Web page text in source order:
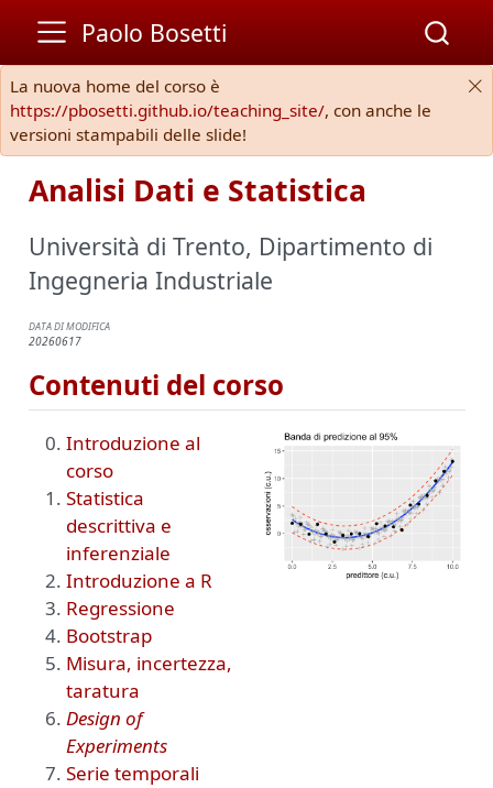
Paolo Bosetti
La nuova home del corso è
https://pbosetti.github.io/teaching_site/, con anche le
versioni stampabili delle slide!
Analisi Dati e Statistica
Università di Trento, Dipartimento di
Ingegneria Industriale
DATA DI MODIFICA
20260617
Contenuti del corso
Introduzione al
corso
Statistica
descrittiva e
inferenziale
Introduzione a R
Regressione
Bootstrap
Misura, incertezza,
taratura
Design of
Experiments
Serie temporali